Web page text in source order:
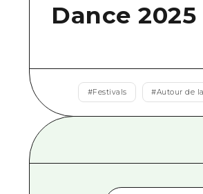
Dance 2025
#Festivals #Autour de